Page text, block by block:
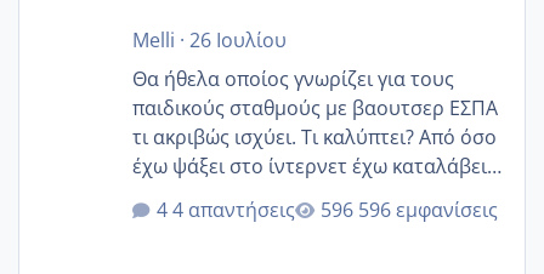
Melli · 26 Ιουλίου
Θα ήθελα οποίος γνωρίζει για τους
παιδικούς σταθμούς με βαουτσερ ΕΣΠΑ
τι ακριβώς ισχύει. Τι καλύπτει? Από όσο
έχω ψάξει στο ίντερνετ έχω καταλάβει
ότι το βαουτσερ καλύπτει όλα τα
δίδακτρα και τα τροφεια του ιδιωτικού
4 απαντήσεις 596 εμφανίσεις